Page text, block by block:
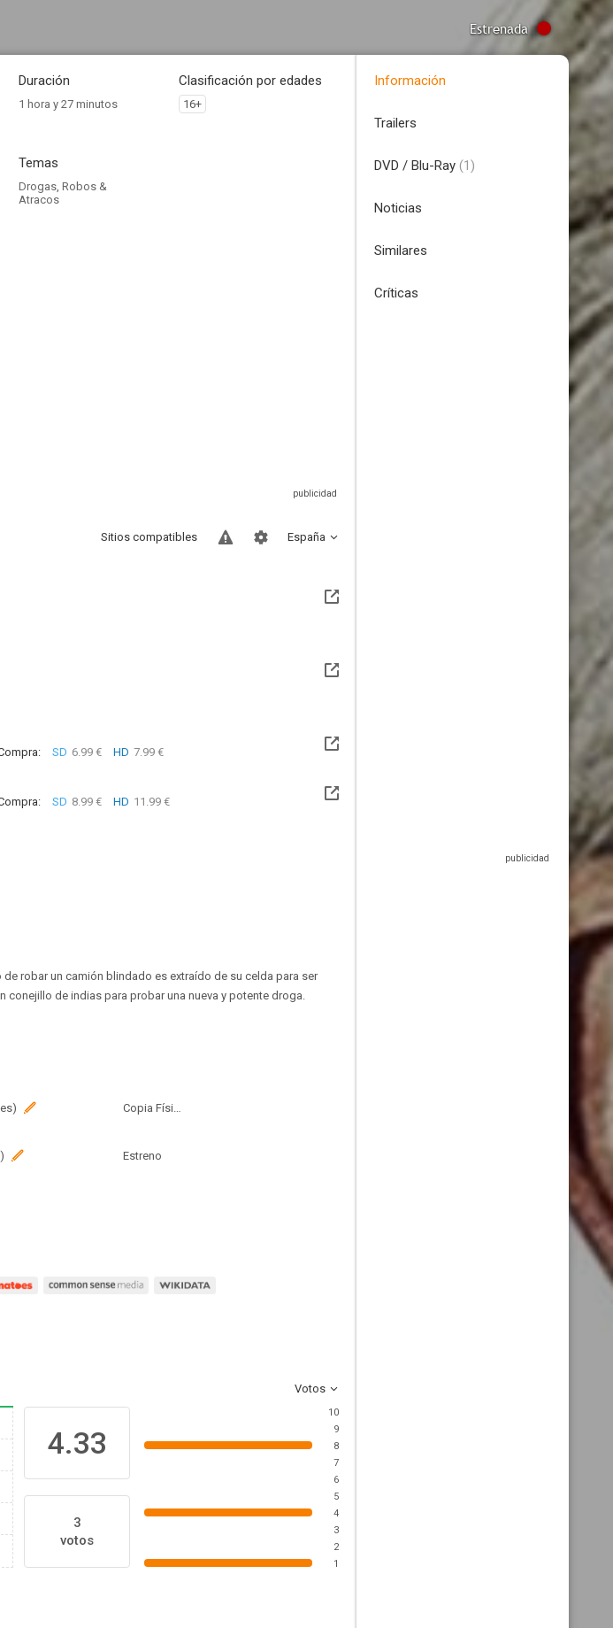
Estrenada
Duración
1 hora y 27 minutos
Clasificación por edades
16+
Temas
Drogas, Robos &
Atracos
España
Sitios compatibles
SD 6.99 € HD 7.99 €
SD 8.99 € HD 11.99 €
robar un camión blindado es extraído de su celda para ser
conejillo de indias para probar una nueva y potente droga.
Copia Física
Estreno
Votos
4.33
3
votos
10
9
8
7
6
5
4
3
2
1
Información
Trailers
DVD / Blu-Ray (1)
Noticias
Similares
Críticas